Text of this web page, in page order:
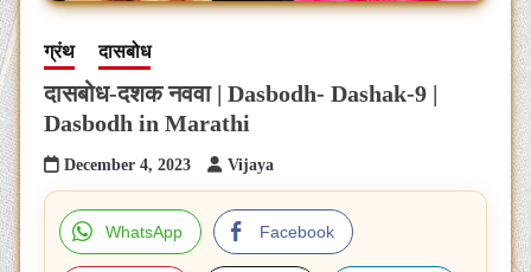
ग्रंथ दासबोध
दासबोध-दशक नववा | Dasbodh- Dashak-9 |
Dasbodh in Marathi
December 4, 2023 Vijaya
WhatsApp Facebook